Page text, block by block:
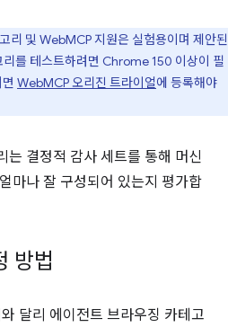
리 및 WebMCP 지원은 실험용이며 제안된
를 테스트하려면 Chrome 150 이상이 필
WebMCP 오리진 트라이얼에 등록해야
는 결정적 감사 세트를 통해 머신
마나 잘 구성되어 있는지 평가합
방법
달리 에이전트 브라우징 카테고